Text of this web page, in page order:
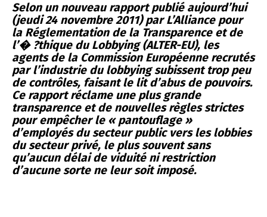
Selon un nouveau rapport publié aujourd’hui
(jeudi 24 novembre 2011) par L’Alliance pour
la Réglementation de la Transparence et de
l’� ?thique du Lobbying (ALTER-EU), les
agents de la Commission Européenne recrutés
par l’industrie du lobbying subissent trop peu
de contrôles, faisant le lit d’abus de pouvoirs.
Ce rapport réclame une plus grande
transparence et de nouvelles règles strictes
pour empêcher le « pantouflage »
d’employés du secteur public vers les lobbies
du secteur privé, le plus souvent sans
qu’aucun délai de viduité ni restriction
d’aucune sorte ne leur soit imposé.